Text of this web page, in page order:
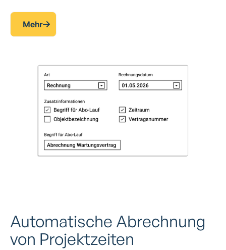
Mehr
Automatische Abrechnung
von Projektzeiten